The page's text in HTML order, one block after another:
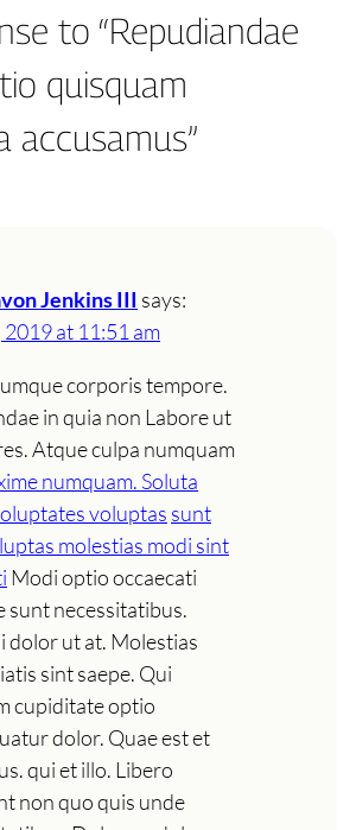
to “Repudiandae
quisquam
accusamus”
Jenkins III says:
at 11:51 am
corporis tempore.
in quia non Labore ut
Atque culpa numquam
numquam. Soluta
voluptas sunt
molestias modi sint
Modi optio occaecati
sunt necessitatibus.
dolor ut at. Molestias
sint saepe. Qui
cupiditate optio
dolor. Quae est et
qui et illo. Libero
non quo quis unde